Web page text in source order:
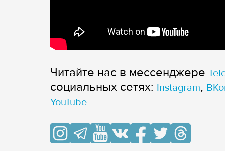
Читайте нас в мессенджере
cоциальных сетях: Instagram,
YouTube